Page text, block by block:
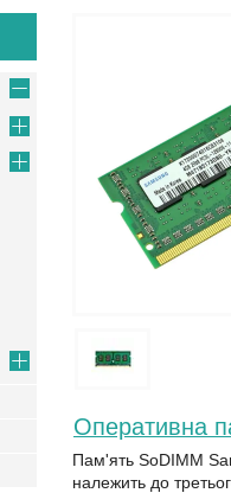
Оперативна
Пам'ять SoDIMM
належить до